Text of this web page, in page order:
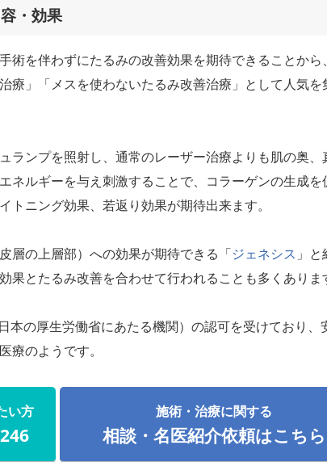
・効果
術を伴わずにたるみの改善効果を期待できることから
療」「メスを使わないたるみ改善治療」として人気を
ランプを照射し、通常のレーザー治療よりも肌の奥、
ネルギーを与え刺激することで、コラーゲンの生成を
トニング効果、若返り効果が期待出来ます。
層の上層部）への効果が期待できる「ジェネシス 」
果とたるみ改善を合わせて行われることも多くありま
本の厚生労働省にあたる機関）の認可を受けており、
療のようです。
い方 施術・治療に関する
相談・名医紹介依頼はこちら